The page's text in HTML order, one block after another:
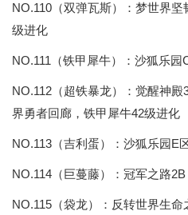
NO.110（双弹瓦斯）：梦世界
级进化
NO.111（铁甲犀牛）：沙狐乐园
NO.112（超铁暴龙）：觉醒神
界勇者回廊，铁甲犀牛42级进化
NO.113（吉利蛋）：沙狐乐园E
NO.114（巨蔓藤）：冠军之路2B
NO.115（袋龙）：反转世界生